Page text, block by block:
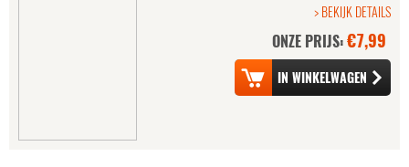
> BEKIJK DETAILS
ONZE PRIJS:€7,99